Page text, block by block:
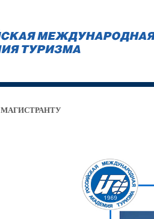
МАГИСТРАНТУ